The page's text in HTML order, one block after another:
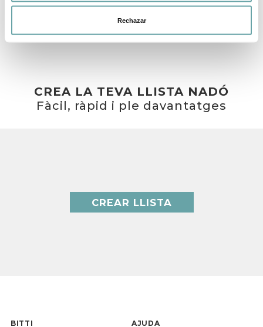
Rechazar
ALTRES CLIENTS TAMBÉ VAN VEURE
CREA LA TEVA LLISTA NADÓ
Fàcil, ràpid i ple davantatges
CREAR LLISTA
BITTI AJUDA